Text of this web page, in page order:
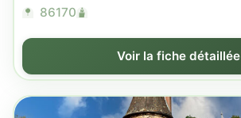
86170
Voir la fiche détaillée